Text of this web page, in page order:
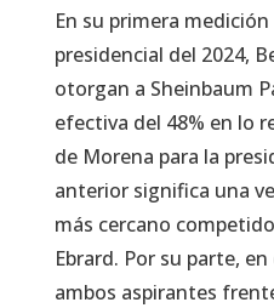
En su primera
presidencial del 2024,
otorgan a Sheinbaum
efectiva del 48% en lo
de Morena para la
anterior significa una
más cercano
Ebrard. Por su parte,
ambos aspirantes